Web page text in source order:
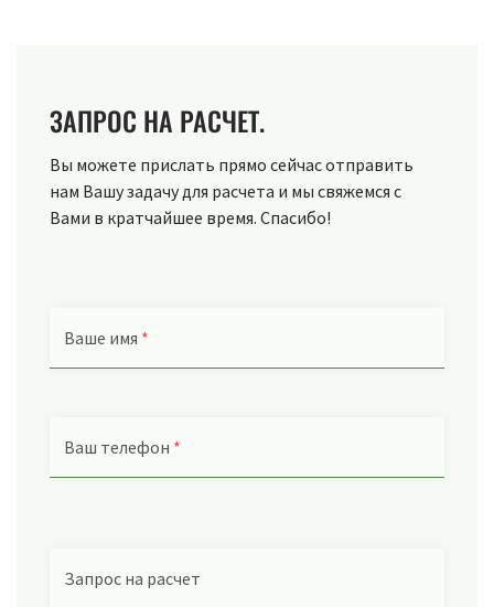
ЗАПРОС НА РАСЧЕТ.
Вы можете прислать прямо сейчас отправить
нам Вашу задачу для расчета и мы свяжемся с
Вами в кратчайшее время. Спасибо!
Ваше имя *
Ваш телефон *
Запрос на расчет